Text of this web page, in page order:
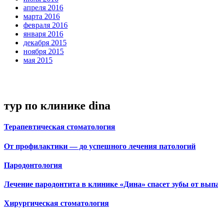
апреля 2016
марта 2016
февраля 2016
января 2016
декабря 2015
ноября 2015
мая 2015
тур по клинике dina
Терапевтическая стоматология
От профилактики — до успешного лечения патологий
Пародонтология
Лечение пародонтита в клинике «Дина» спасет зубы от
Хирургическая стоматология